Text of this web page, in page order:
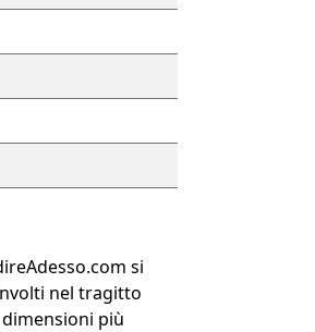
si
nel tragitto
più